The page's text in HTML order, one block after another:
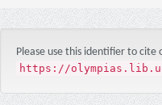
Please use this identifier to cite
https://